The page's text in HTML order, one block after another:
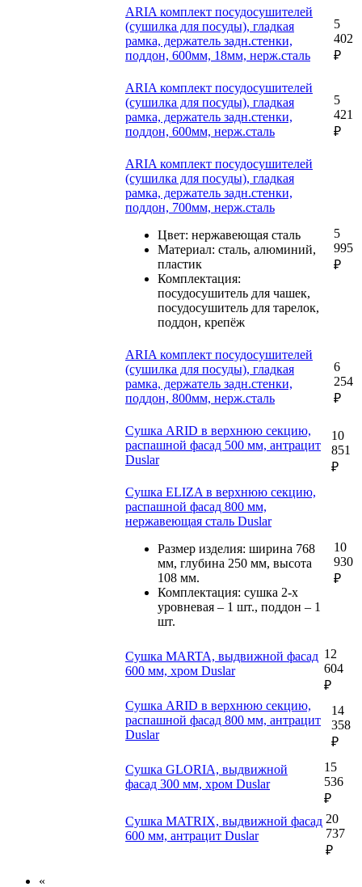
ARIA комплект посудосушителей
(сушилка для посуды), гладкая
рамка, держатель задн.стенки,
поддон, 600мм, 18мм, нерж.сталь
5
402
₽
ARIA комплект посудосушителей
(сушилка для посуды), гладкая
рамка, держатель задн.стенки,
поддон, 600мм, нерж.сталь
5
421
₽
ARIA комплект посудосушителей
(сушилка для посуды), гладкая
рамка, держатель задн.стенки,
поддон, 700мм, нерж.сталь
Цвет: нержавеющая сталь
Материал: сталь, алюминий,
пластик
Комплектация:
посудосушитель для чашек,
посудосушитель для тарелок,
поддон, крепёж
5
995
₽
ARIA комплект посудосушителей
(сушилка для посуды), гладкая
рамка, держатель задн.стенки,
поддон, 800мм, нерж.сталь
6
254
₽
Сушка ARID в верхнюю секцию,
распашной фасад 500 мм, антрацит
Duslar
10
851
₽
Сушка ELIZA в верхнюю секцию,
распашной фасад 800 мм,
нержавеющая сталь Duslar
Размер изделия: ширина 768
мм, глубина 250 мм, высота
108 мм.
Комплектация: сушка 2-х
уровневая – 1 шт., поддон – 1
шт.
10
930
₽
Сушка MARTA, выдвижной фасад
600 мм, хром Duslar
12
604
₽
Сушка ARID в верхнюю секцию,
распашной фасад 800 мм, антрацит
Duslar
14
358
₽
Сушка GLORIA, выдвижной
фасад 300 мм, хром Duslar
15
536
₽
Сушка MATRIX, выдвижной фасад
600 мм, антрацит Duslar
20
737
₽
«